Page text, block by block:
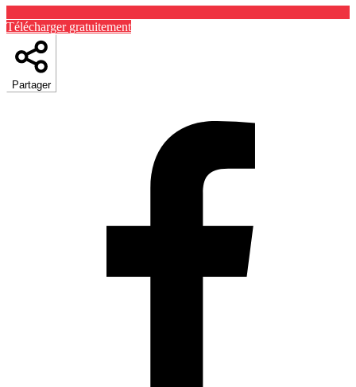
Télécharger gratuitement
Partager